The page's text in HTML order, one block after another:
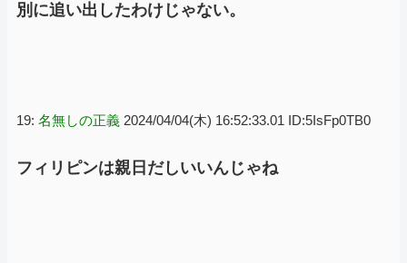
別に追い出したわけじゃない。
19: 名無しの正義 2024/04/04(木) 16:52:33.01 ID:5IsFp0TB0
フィリピンは親日だしいいんじゃね